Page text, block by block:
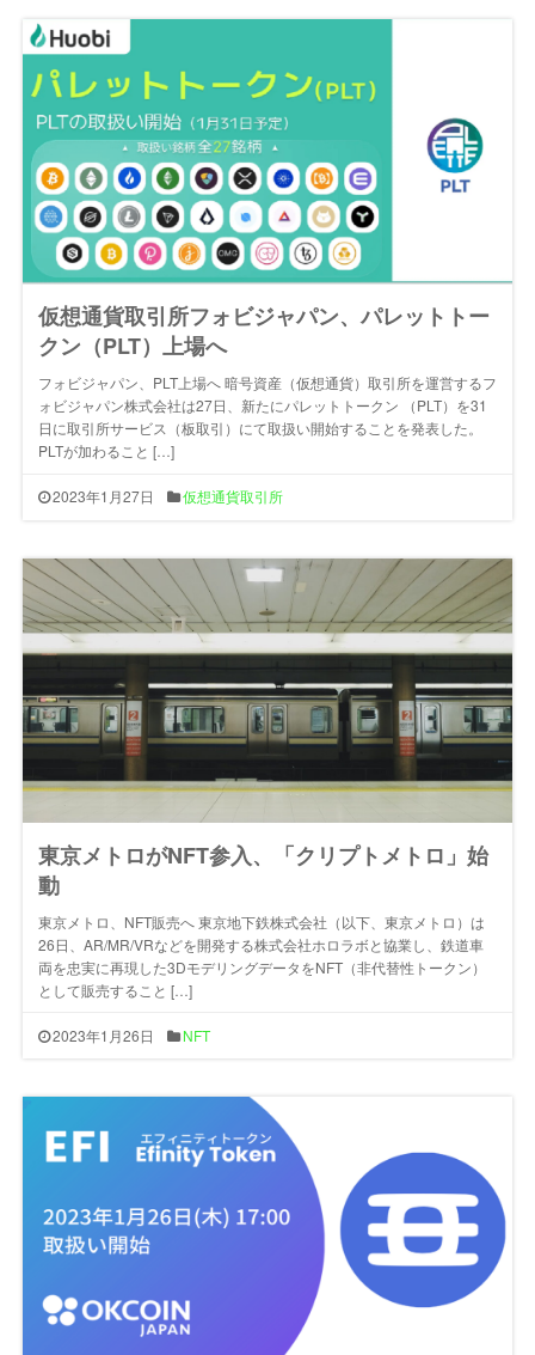
仮想通貨取引所フォビジャパン、パレットトー
クン（PLT）上場へ
フォビジャパン、PLT上場へ 暗号資産（仮想通貨）取引所を運営するフ
ォビジャパン株式会社は27日、新たにパレットトークン （PLT）を31
日に取引所サービス（板取引）にて取扱い開始することを発表した。
PLTが加わること […]
2023年1月27日 仮想通貨取引所
東京メトロがNFT参入、「クリプトメトロ」始
動
東京メトロ、NFT販売へ 東京地下鉄株式会社（以下、東京メトロ）は
26日、AR/MR/VRなどを開発する株式会社ホロラボと協業し、鉄道車
両を忠実に再現した3DモデリングデータをNFT（非代替性トークン）
として販売すること […]
2023年1月26日 NFT